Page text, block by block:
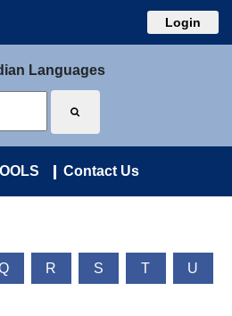
Login
Languages
Contact Us
R S T U